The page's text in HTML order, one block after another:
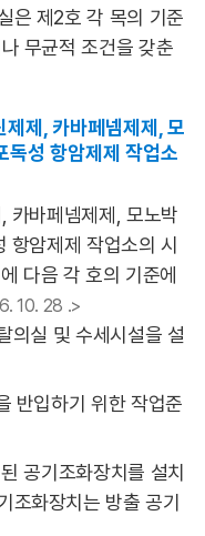
은 제2호 각 목의 기준
무균적 조건을 갖춘
제, 카바페넴제제, 모
독성 항암제제 작업소
카바페넴제제, 모노박
항암제제 작업소의 시
다음 각 호의 기준에
10. 28 .>
의실 및 수세시설을 설
반입하기 위한 작업준
공기조화장치를 설치
조화장치는 방출 공기